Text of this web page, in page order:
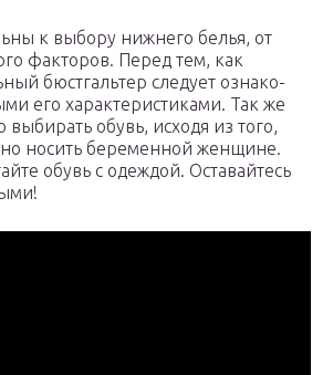
к выбо­ру ниж­не­го белья, от
фак­то­ров. Перед тем, как
бюст­галь­тер сле­ду­ет озна­ко­
его харак­те­ри­сти­ка­ми. Так же
обувь, исхо­дя из того,
носить бере­мен­ной жен­щине.
обувь с одеж­дой. Оста­вай­тесь